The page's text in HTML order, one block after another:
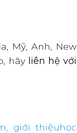
Mỹ, Anh, New
hãy liên hệ với
giới thiệuhọc